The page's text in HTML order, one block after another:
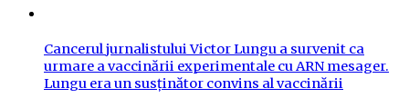
Cancerul jurnalistului Victor Lungu a survenit ca
urmare a vaccinării experimentale cu ARN mesager.
Lungu era un susținător convins al vaccinării